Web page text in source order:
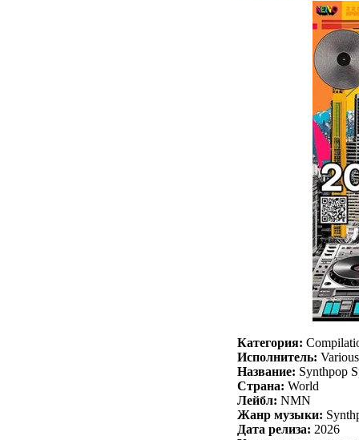
Категория:
Исполнитель:
Название: Synthpop
Страна: World
Лейбл: NMN
Жанр музыки:
Дата релиза: 2026